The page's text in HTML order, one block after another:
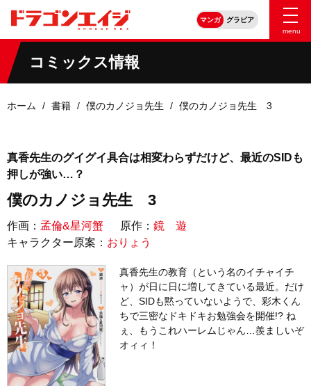
マンガ
グラビア
menu
コミックス情報
ホーム 書籍 僕のカノジョ先生 僕のカノジョ先生 3
真香先生のグイグイ具合は相変わらずだけど、最近のSIDも
押しが強い…？
僕のカノジョ先生 3
作画： 孟倫&星河蟹 原作： 鏡 遊
キャラクター原案： おりょう
真香先生の教育（という名のイチャイチ
ャ）が日に日に増してきている最近。だけ
ど、SIDも黙っていないようで、彩木くん
ちで三密なドキドキお勉強会を開催!? ね
ぇ、もうこれハーレムじゃん…羨ましいぞ
オィィ！